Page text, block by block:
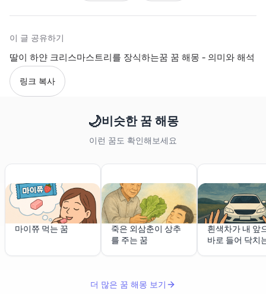
이 글 공유하기
딸이 하얀 크리스마스트리를 장식하는꿈 꿈 해몽 - 의미와 해석
링크 복사
🌙비슷한 꿈 해몽
이런 꿈도 확인해보세요
마이쮸 먹는 꿈
죽은 외삼춘이 상추
를 주는 꿈
흰색차가 내 앞
바로 들어 닥치
더 많은 꿈 해몽 보기